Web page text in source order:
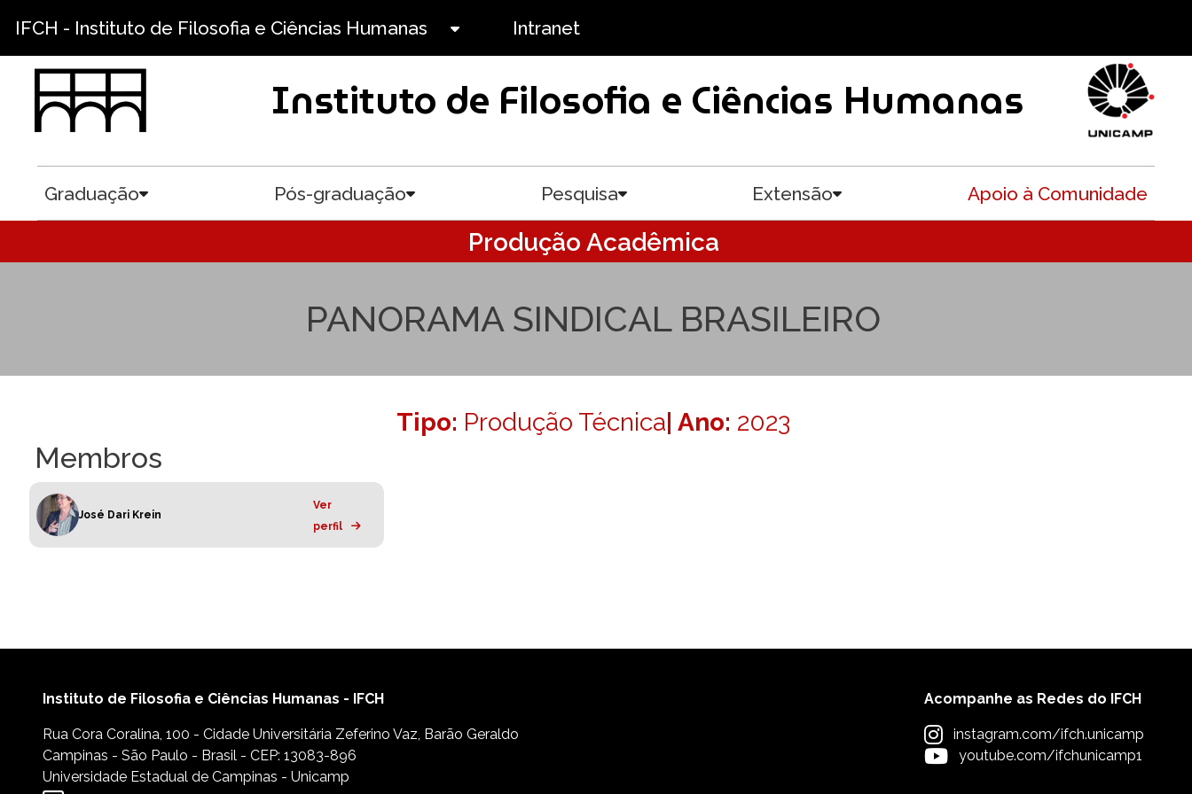
IFCH - Instituto de Filosofia e Ciências Humanas Intranet
Instituto de Filosofia e Ciências Humanas
Graduação Pós-graduação Pesquisa Extensão Apoio à Comunidade
Produção Acadêmica
PANORAMA SINDICAL BRASILEIRO
Tipo: Produção Técnica| Ano: 2023
Membros
José Dari Krein
Ver
perfil
Instituto de Filosofia e Ciências Humanas - IFCH
Rua Cora Coralina, 100 - Cidade Universitária Zeferino Vaz, Barão Geraldo
Campinas - São Paulo - Brasil - CEP: 13083-896
Universidade Estadual de Campinas - Unicamp
Acompanhe as Redes do IFCH
instagram.com/ifch.unicamp
youtube.com/ifchunicamp1